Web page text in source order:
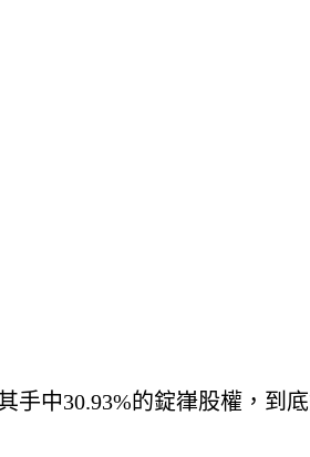
手中30.93%的錠嵂股權，到